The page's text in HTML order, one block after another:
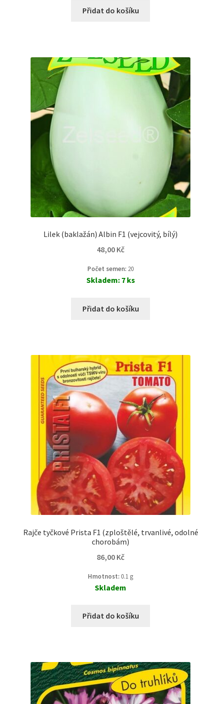
Přidat do košíku
Lilek (baklažán) Albin F1 (vejcovitý, bílý)
48,00 Kč
Počet semen: 20
Skladem: 7 ks
Přidat do košíku
Rajče tyčkové Prista F1 (zploštělé, trvanlivé, odolné
chorobám)
86,00 Kč
Hmotnost: 0.1 g
Skladem
Přidat do košíku